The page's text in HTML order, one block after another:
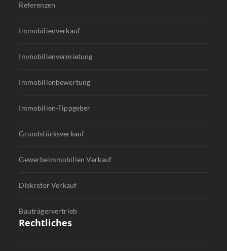
Referenzen
Immobilienverkauf
Immobilienvermietung
Immobilienbewertung
Immobilien-Tippgeber
Grundstücksverkauf
Gewerbeimmobilien Verkauf
Diskreter Verkauf
Bauträgervertrieb
Rechtliches